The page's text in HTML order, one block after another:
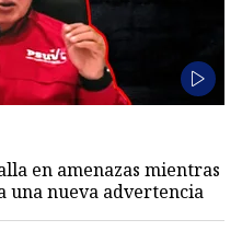
en amenazas mientras
una nueva advertencia